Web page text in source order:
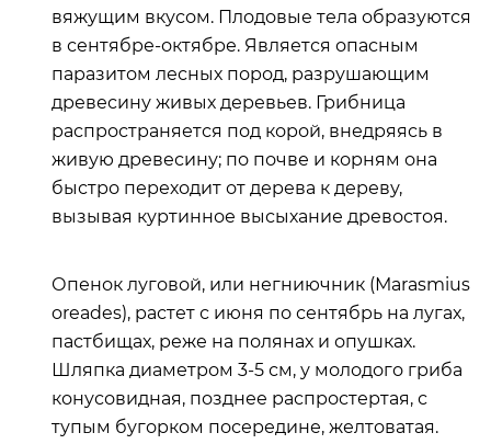
вяжущим вкусом. Плодовые тела образуются
в сентябре-октябре. Является опасным
паразитом лесных пород, разрушающим
древесину живых деревьев. Грибница
распространяется под корой, внедряясь в
живую древесину; по почве и корням она
быстро переходит от дерева к дереву,
вызывая куртинное высыхание древостоя.
Опенок луговой, или негниючник (Маrasmius
oreades), растет с июня по сентябрь на лугах,
пастбищах, реже на полянах и опушках.
Шляпка диаметром 3-5 см, у молодого гриба
конусовидная, позднее распростертая, с
тупым бугорком посередине, желтоватая.